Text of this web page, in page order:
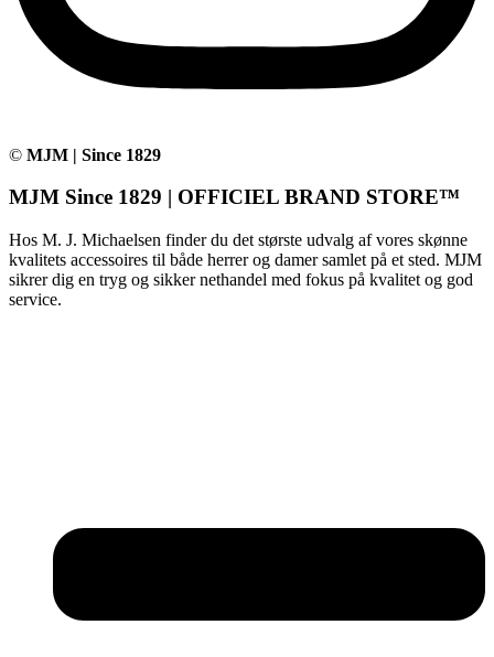
© MJM | Since 1829
MJM Since 1829 | OFFICIEL BRAND STORE™
Hos M. J. Michaelsen finder du det største udvalg af vores skønne
kvalitets accessoires til både herrer og damer samlet på et sted. MJM
sikrer dig en tryg og sikker nethandel med fokus på kvalitet og god
service.